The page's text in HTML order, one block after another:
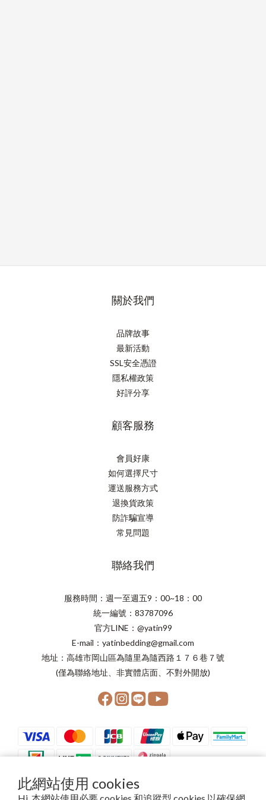
此網站使用 cookies
關於我們
品牌故事
最新活動
SSL安全憑證
隱私權政策
好評分享
顧客服務
會員好康
如何選擇尺寸
運送服務方式
退換貨政策
防詐騙宣導
常見問題
聯絡我們
服務時間：週一至週五9：00~18：00
統一編號：83787096
官方LINE：@yatin99
E-mail：yatinbedding@gmail.com
地址：高雄市岡山區為隨里為隨西路１７６巷７號
(僅為聯絡地址、非實體店面、不對外開放)